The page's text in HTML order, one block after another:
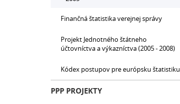
Finančná štatistika verejnej správy
Projekt Jednotného štátneho
účtovníctva a výkazníctva (2005 - 2008)
Kódex postupov pre európsku štatistiku
PPP PROJEKTY